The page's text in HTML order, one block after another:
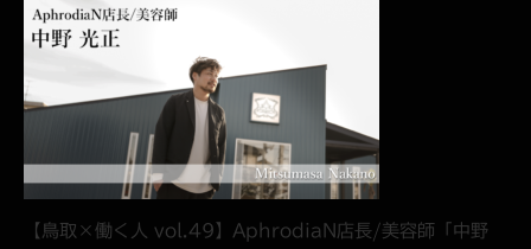
【鳥取×働く人 vol.49】AphrodiaN店長/美容師「中野